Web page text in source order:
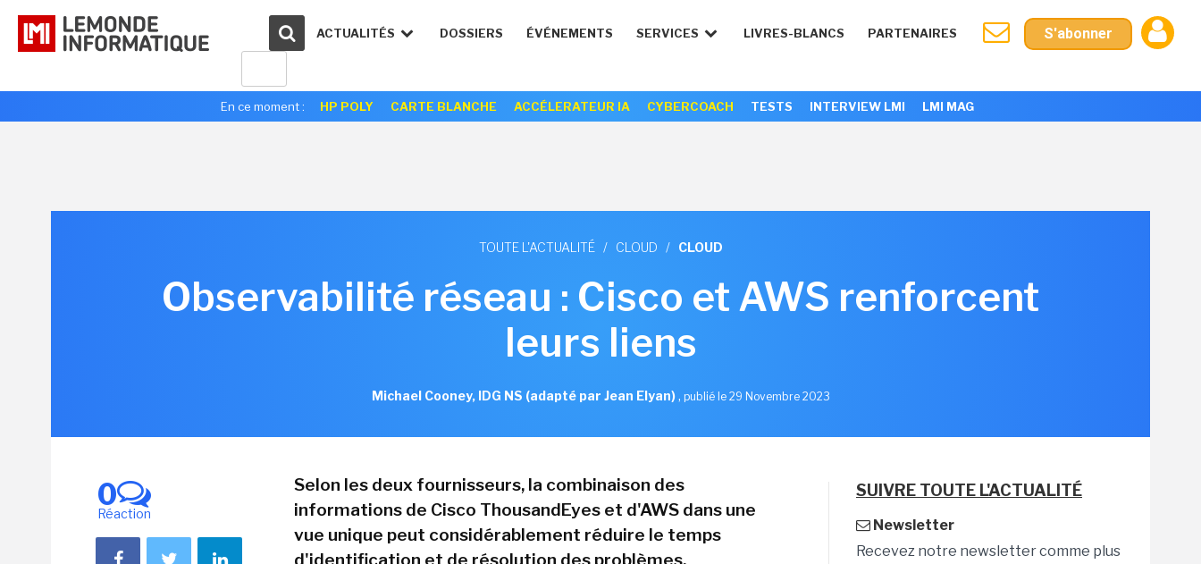
ACTUALITÉS DOSSIERS ÉVÉNEMENTS SERVICES LIVRES-BLANCS PARTENAIRES S'abonner
En ce moment : HP POLY CARTE BLANCHE ACCÉLERATEUR IA CYBERCOACH TESTS INTERVIEW LMI LMI MAG
TOUTE L'ACTUALITÉ / CLOUD / CLOUD
Observabilité réseau : Cisco et AWS renforcent
leurs liens
Michael Cooney, IDG NS (adapté par Jean Elyan), publié le 29 Novembre 2023
0
Réaction
Selon les deux fournisseurs, la combinaison des
informations de Cisco ThousandEyes et d'AWS dans une
vue unique peut considérablement réduire le temps
SUIVRE TOUTE L'ACTUALITÉ
Newsletter
Recevez notre newsletter comme plus